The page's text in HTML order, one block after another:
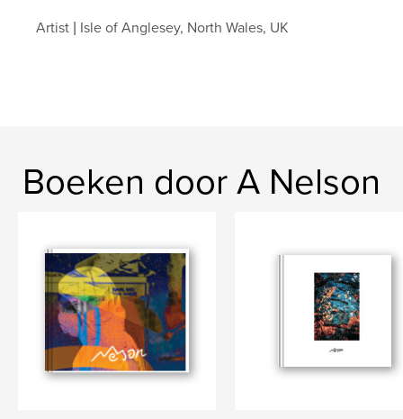
structure , memory , place , identity
Artist | Isle of Anglesey, North Wales, UK
Boeken door A Nelson